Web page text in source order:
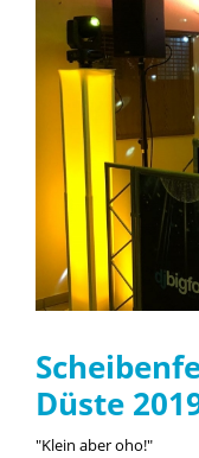
Düste
"Klein aber oho!"